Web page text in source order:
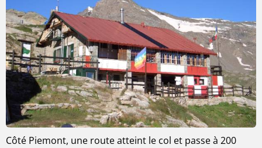
Côté Piemont, une route atteint le col et passe à 200